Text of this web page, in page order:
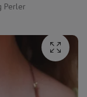
Perler